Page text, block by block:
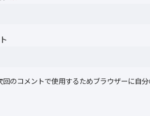
回のコメントで使用するためブラウザーに自